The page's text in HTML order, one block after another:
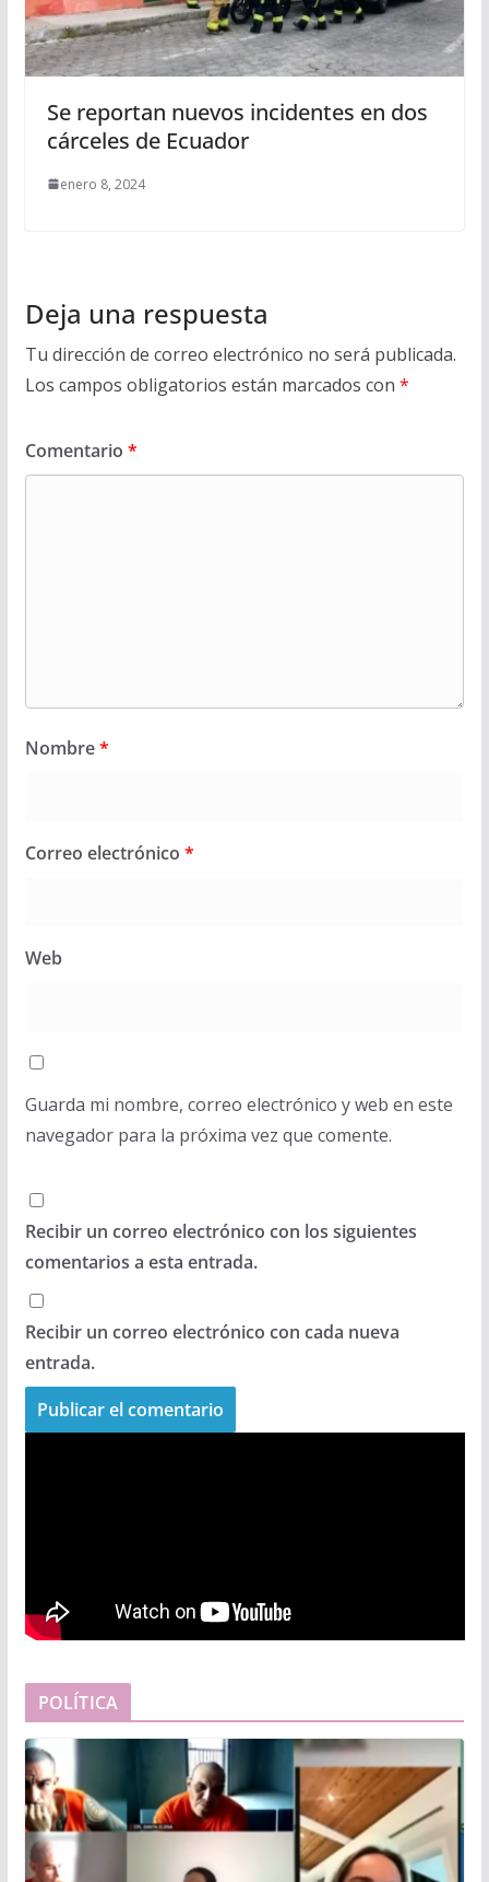
Se reportan nuevos incidentes en dos
cárceles de Ecuador
enero 8, 2024
Deja una respuesta
Tu dirección de correo electrónico no será publicada.
Los campos obligatorios están marcados con *
Comentario *
Nombre*
Correo electrónico *
Web
Guarda mi nombre, correo electrónico y web en este
navegador para la próxima vez que comente.
Recibir un correo electrónico con los siguientes
comentarios a esta entrada.
Recibir un correo electrónico con cada nueva
entrada.
POLÍTICA